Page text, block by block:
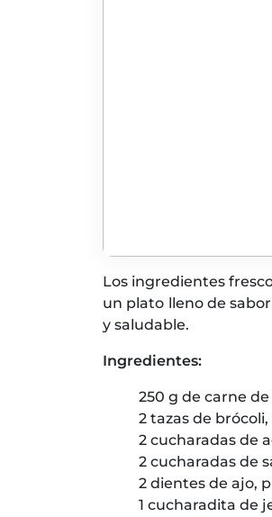
Los ingredientes
un plato lleno de
y saludable.
Ingredientes:
250 g de carne
2 tazas de
2 cucharadas de
2 cucharadas de
2 dientes de ajo,
1 cucharadita de